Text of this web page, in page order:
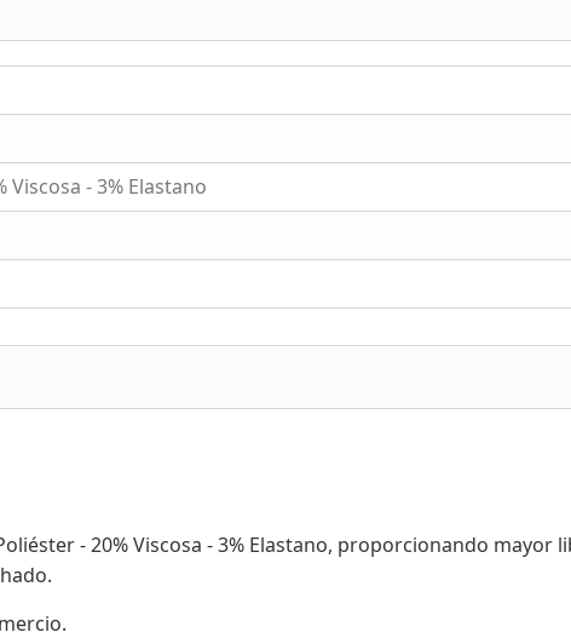
Viscosa - 3% Elastano
- 20% Viscosa - 3% Elastano, proporcionando mayor